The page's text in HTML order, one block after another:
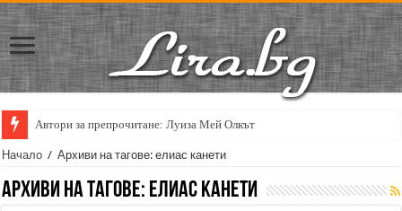
Автори за препрочитане: Луиза Мей Олкът
Начало / Архиви на тагове: елиас канети
Архиви на тагове: елиас канети